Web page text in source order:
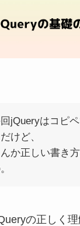
jQueryはコピ
けど、
か正しい書き
の正しく